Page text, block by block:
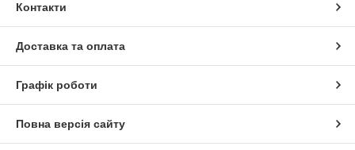
Контакти
Доставка та оплата
Графік роботи
Повна версія сайту